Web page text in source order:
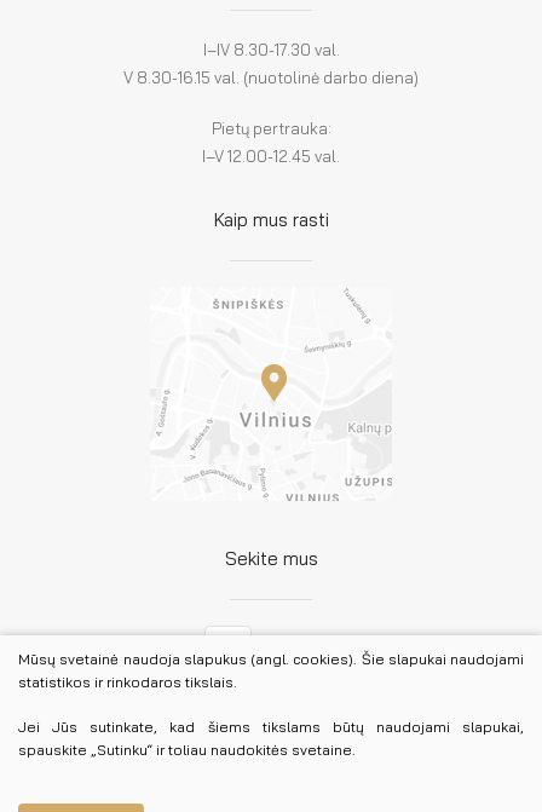
I–IV 8.30-17.30 val.
V 8.30-16.15 val. (nuotolinė darbo diena)
Pietų pertrauka:
I–V 12.00-12.45 val.
Kaip mus rasti
Sekite mus
Mūsų svetainė naudoja slapukus (angl. cookies). Šie slapukai naudojami
statistikos ir rinkodaros tikslais.
Jei Jūs sutinkate, kad šiems tikslams būtų naudojami slapukai,
spauskite „Sutinku“ ir toliau naudokitės svetaine.